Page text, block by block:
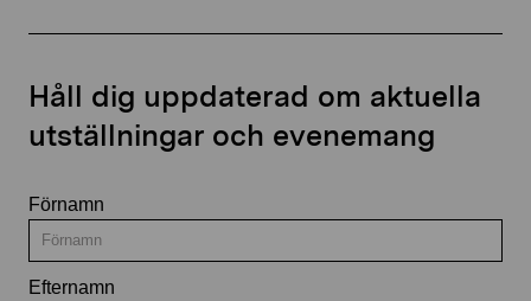
Håll dig uppdaterad om aktuella
utställningar och evenemang
Förnamn
Efternamn